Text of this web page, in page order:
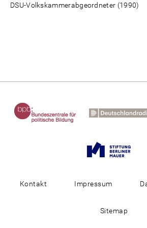
DSU-Volkskammerabgeordneter (1990)
Kontakt Impressum
Sitemap